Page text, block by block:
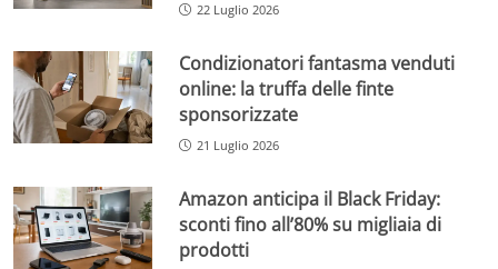
22 Luglio 2026
Condizionatori fantasma venduti
online: la truffa delle finte
sponsorizzate
21 Luglio 2026
Amazon anticipa il Black Friday:
sconti fino all’80% su migliaia di
prodotti